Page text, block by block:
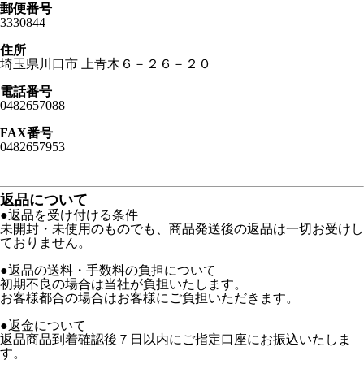
郵便番号
3330844
住所
埼玉県川口市 上青木６－２６－２０
電話番号
0482657088
FAX番号
0482657953
返品について
●返品を受け付ける条件
未開封・未使用のものでも、商品発送後の返品は一切お受けし
ておりません。
●返品の送料・手数料の負担について
初期不良の場合は当社が負担いたします。
お客様都合の場合はお客様にご負担いただきます。
●返金について
返品商品到着確認後７日以内にご指定口座にお振込いたしま
す。